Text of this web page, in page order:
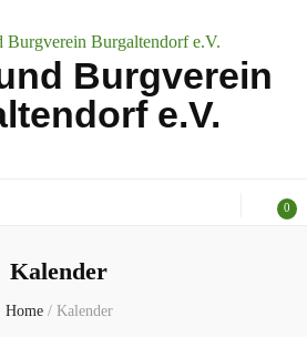
Burgverein
e.V.
0
Kalender
Home / Kalender